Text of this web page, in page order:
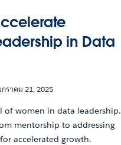
in Data
ราคม 21, 2025
of women in data leadership.
mentorship to addressing
accelerated growth.